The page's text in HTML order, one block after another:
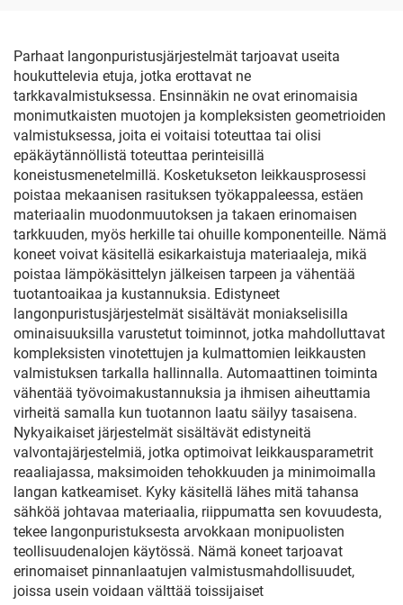
Parhaat langonpuristusjärjestelmät tarjoavat useita
houkuttelevia etuja, jotka erottavat ne
tarkkavalmistuksessa. Ensinnäkin ne ovat erinomaisia
monimutkaisten muotojen ja kompleksisten geometrioiden
valmistuksessa, joita ei voitaisi toteuttaa tai olisi
epäkäytännöllistä toteuttaa perinteisillä
koneistusmenetelmillä. Kosketukseton leikkausprosessi
poistaa mekaanisen rasituksen työkappaleessa, estäen
materiaalin muodonmuutoksen ja takaen erinomaisen
tarkkuuden, myös herkille tai ohuille komponenteille. Nämä
koneet voivat käsitellä esikarkaistuja materiaaleja, mikä
poistaa lämpökäsittelyn jälkeisen tarpeen ja vähentää
tuotantoaikaa ja kustannuksia. Edistyneet
langonpuristusjärjestelmät sisältävät moniakselisilla
ominaisuuksilla varustetut toiminnot, jotka mahdolluttavat
kompleksisten vinotettujen ja kulmattomien leikkausten
valmistuksen tarkalla hallinnalla. Automaattinen toiminta
vähentää työvoimakustannuksia ja ihmisen aiheuttamia
virheitä samalla kun tuotannon laatu säilyy tasaisena.
Nykyaikaiset järjestelmät sisältävät edistyneitä
valvontajärjestelmiä, jotka optimoivat leikkausparametrit
reaaliajassa, maksimoiden tehokkuuden ja minimoimalla
langan katkeamiset. Kyky käsitellä lähes mitä tahansa
sähköä johtavaa materiaalia, riippumatta sen kovuudesta,
tekee langonpuristuksesta arvokkaan monipuolisten
teollisuudenalojen käytössä. Nämä koneet tarjoavat
erinomaiset pinnanlaatujen valmistusmahdollisuudet,
joissa usein voidaan välttää toissijaiset